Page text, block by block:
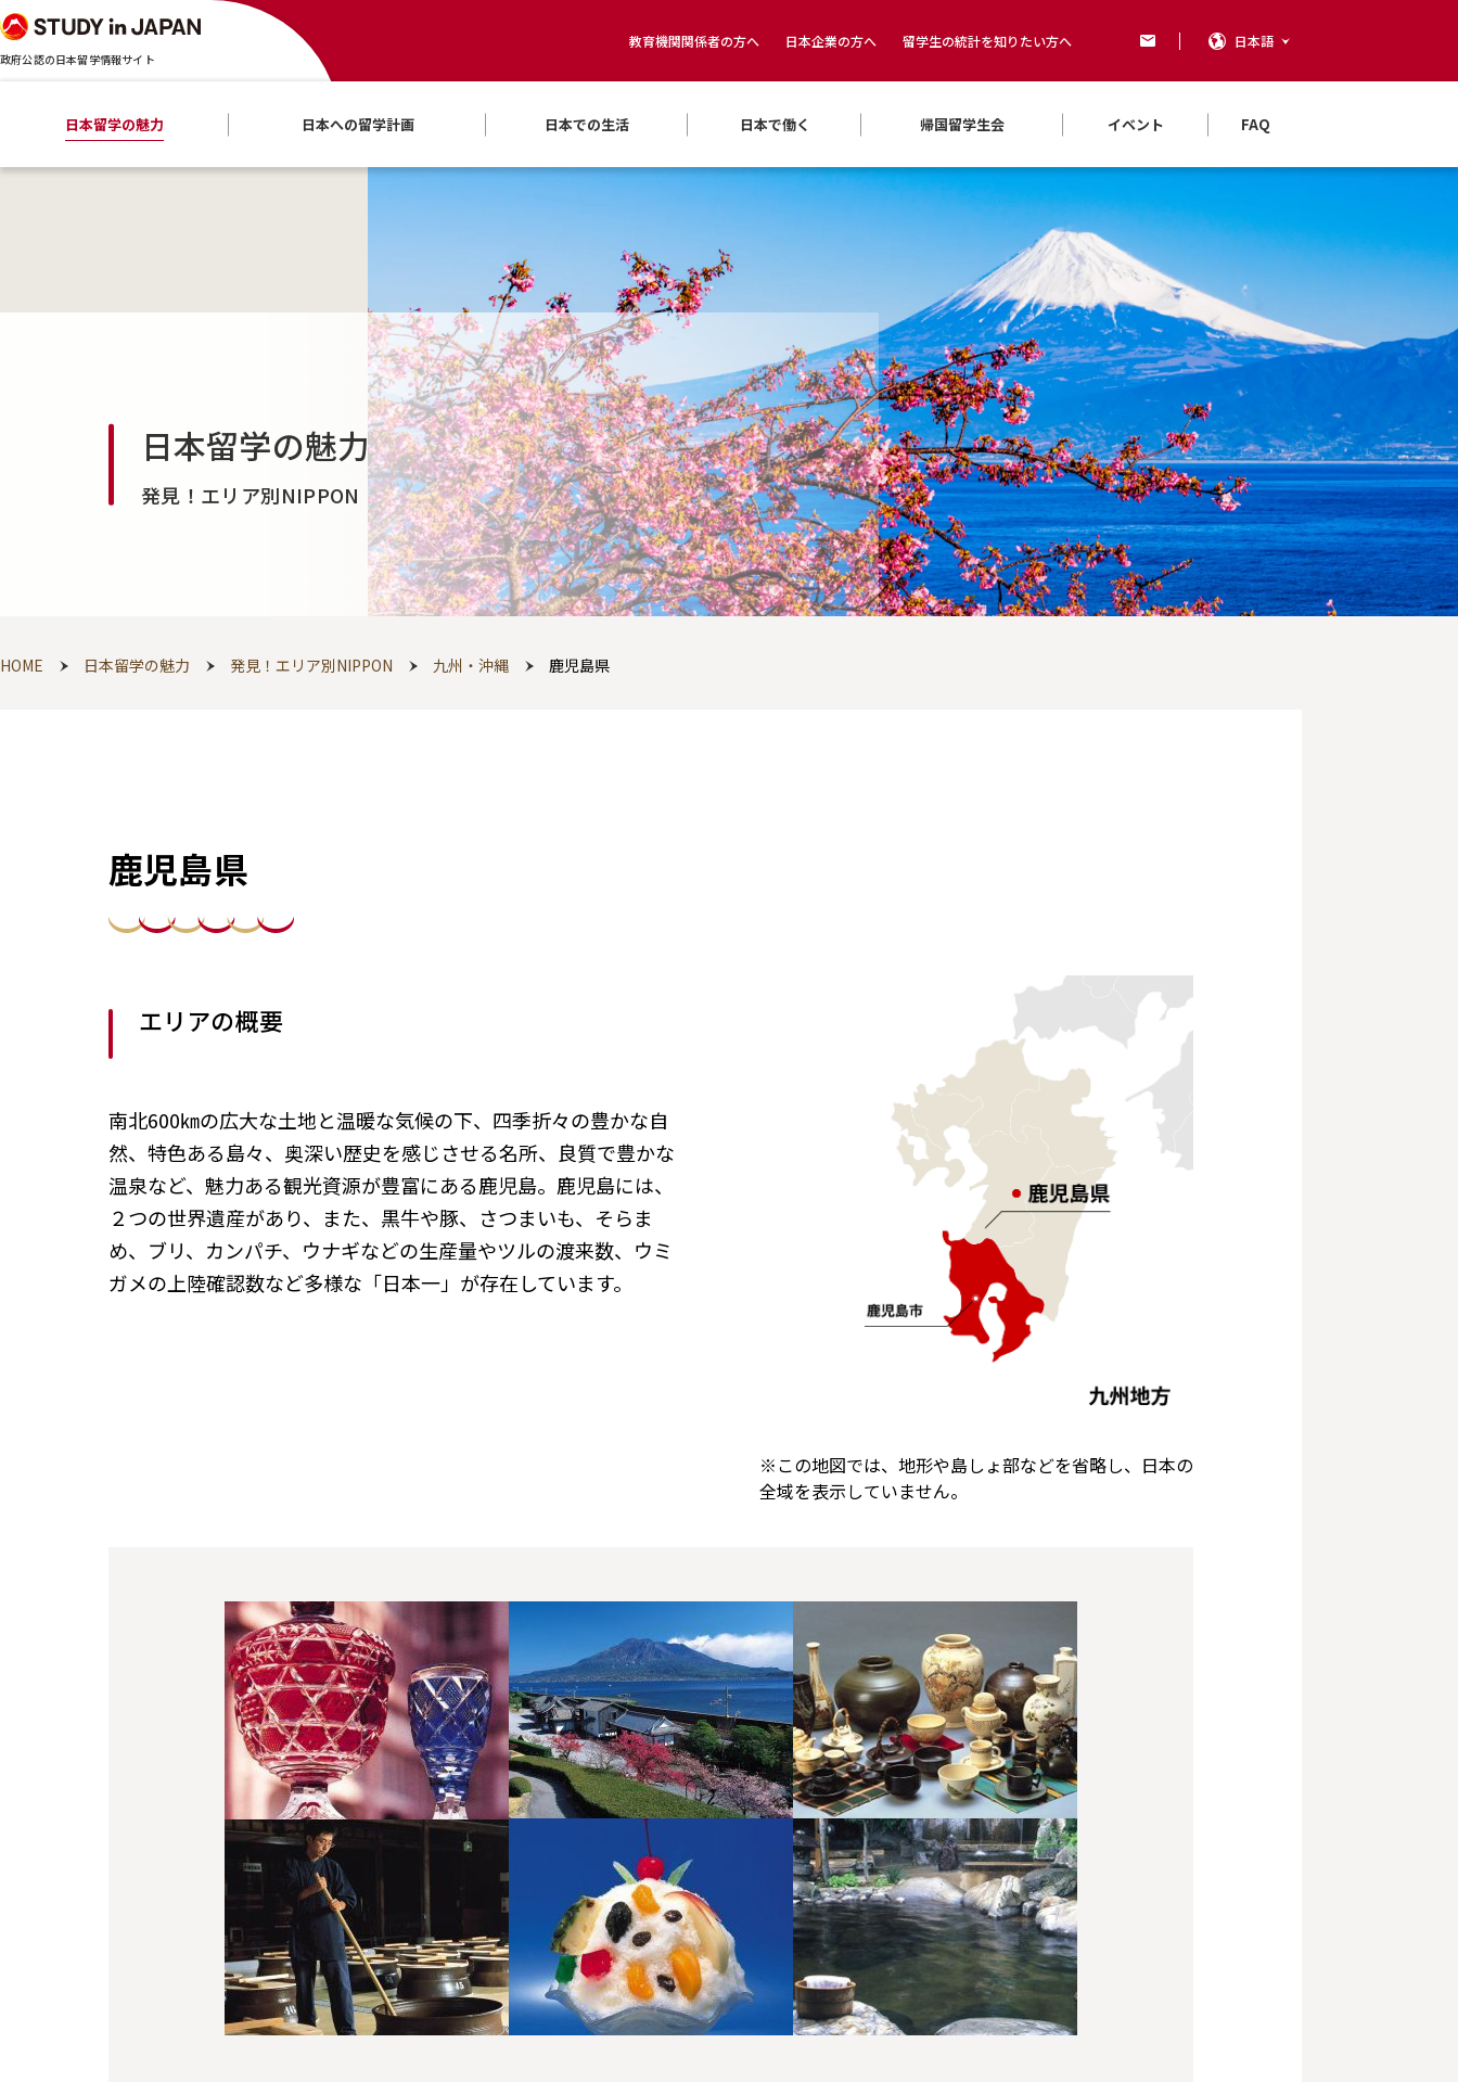
政府公認の日本留学情報サイト
教育機関関係者の方へ 日本企業の方へ 留学生の統計を知りたい方へ 日本語
日本留学の魅力 日本への留学計画 日本での生活 日本で働く 帰国留学生会 イベント FAQ
日本留学の魅力
発見！エリア別NIPPON
HOME 日本留学の魅力 発見！エリア別NIPPON 九州・沖縄 鹿児島県
鹿児島県
エリアの概要
南北600㎞の広大な土地と温暖な気候の下、四季折々の豊かな自
然、特色ある島々、奥深い歴史を感じさせる名所、良質で豊かな
温泉など、魅力ある観光資源が豊富にある鹿児島。鹿児島には、
２つの世界遺産があり、また、黒牛や豚、さつまいも、そらま
め、ブリ、カンパチ、ウナギなどの生産量やツルの渡来数、ウミ
ガメの上陸確認数など多様な「日本一」が存在しています。
※この地図では、地形や島しょ部などを省略し、日本の
全域を表示していません。